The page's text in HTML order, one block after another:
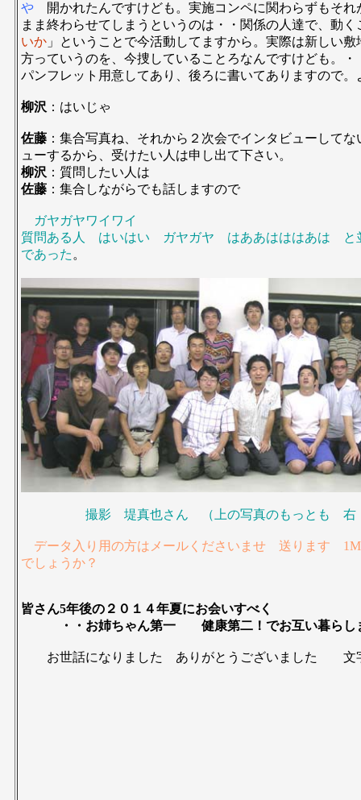
や 開かれたんですけども。実施コンペに関わらずもそれ
まま終わらせてしまうというのは・・関係の人達で、動く
いか 」ということで今活動してますから。実際は新しい
方っていうのを、今捜していることろなんですけども。
パンフレット用意してあり、後ろに書いてありますので
柳沢 ：はいじゃ
佐藤 ：集合写真ね、それから２次会でインタビューして
ューするから、受けたい人は申し出て下さい。
柳沢 ：質問したい人は
佐藤 ：集合しながらでも話しますので
ガヤガヤワイワイ
質問ある人 はいはい ガヤガヤ はああはははあは と
であった 。
撮影 堤真也さん （上の写真のもっとも 右
データ入り用の方はメールくださいませ 送ります
でしょうか？
皆さん5年後の２０１４年夏にお会いすべく
・・お姉ちゃん第一 健康第二！でお互い暮らし
お世話になりました ありがとうございました 文